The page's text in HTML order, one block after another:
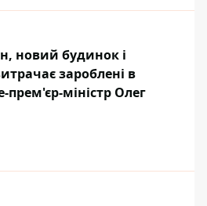
новий будинок і
зароблені в
прем'єр-міністр Олег